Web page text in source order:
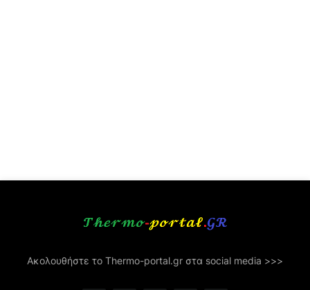
Ακολουθήστε το Thermo-portal.gr στα social media >>>